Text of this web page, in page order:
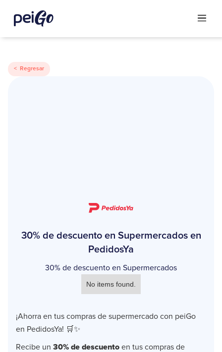
< Regresar
30% de descuento en Supermercados en
PedidosYa
30% de descuento en Supermercados
No items found.
¡Ahorra en tus compras de supermercado con peiGo
en PedidosYa! 🛒✨
Recibe un 30% de descuento en tus compras de